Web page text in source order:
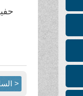
<